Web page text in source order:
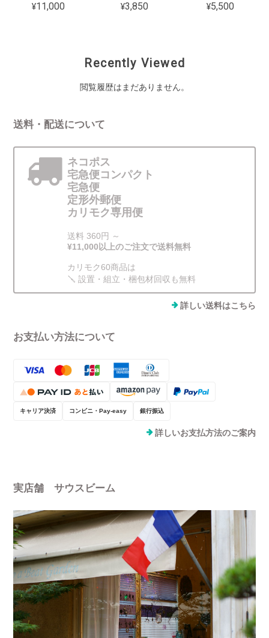
¥11,000 ¥3,850 ¥5,500
Recently Viewed
閲覧履歴はまだありません。
送料・配送について
ネコポス
宅急便コンパクト
宅急便
定形外郵便
カリモク専用便
送料 360円 ～
¥11,000以上のご注文で送料無料
カリモク60商品は
🪛 設置・組立・梱包材回収も無料
詳しい送料はこちら
お支払い方法について
キャリア決済 コンビニ・Pay-easy 銀行振込
詳しいお支払方法のご案内
実店舗 サウスビーム